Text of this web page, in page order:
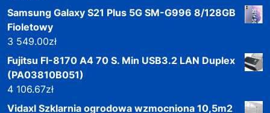
Samsung Galaxy S21 Plus 5G SM-G996 8/128GB
Fioletowy
3 549.00zł
Fujitsu FI-8170 A4 70 S. Min USB3.2 LAN Duplex
(PA03810B051)
4 106.67zł
Vidaxl Szklarnia ogrodowa wzmocniona 10,5m2